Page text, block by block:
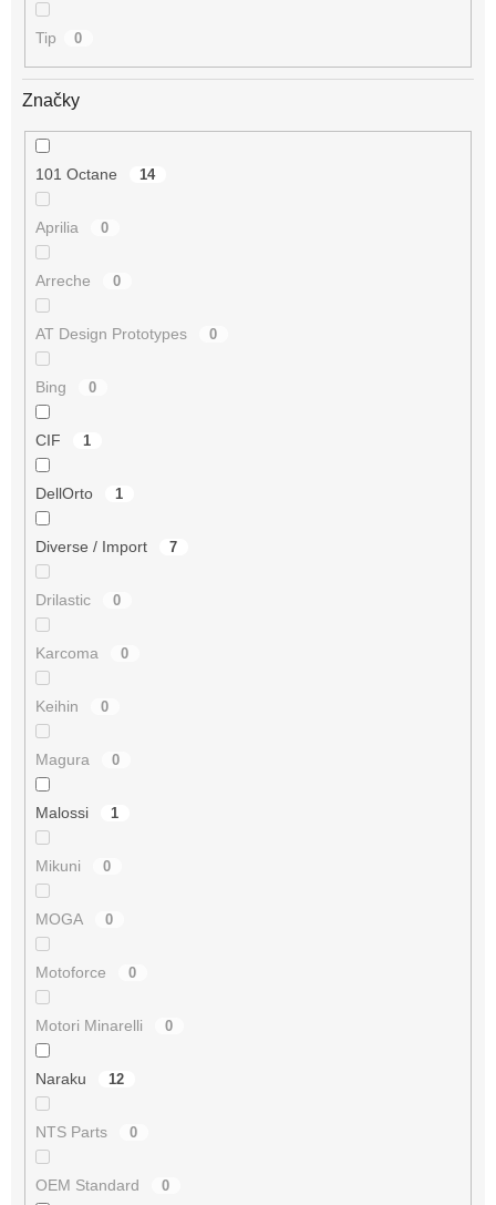
Tip 0
Značky
101 Octane 14
Aprilia 0
Arreche 0
AT Design Prototypes 0
Bing 0
CIF 1
DellOrto 1
Diverse / Import 7
Drilastic 0
Karcoma 0
Keihin 0
Magura 0
Malossi 1
Mikuni 0
MOGA 0
Motoforce 0
Motori Minarelli 0
Naraku 12
NTS Parts 0
OEM Standard 0